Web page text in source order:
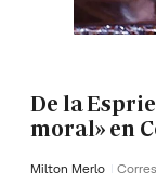
De la
moral» en
Milton Merlo